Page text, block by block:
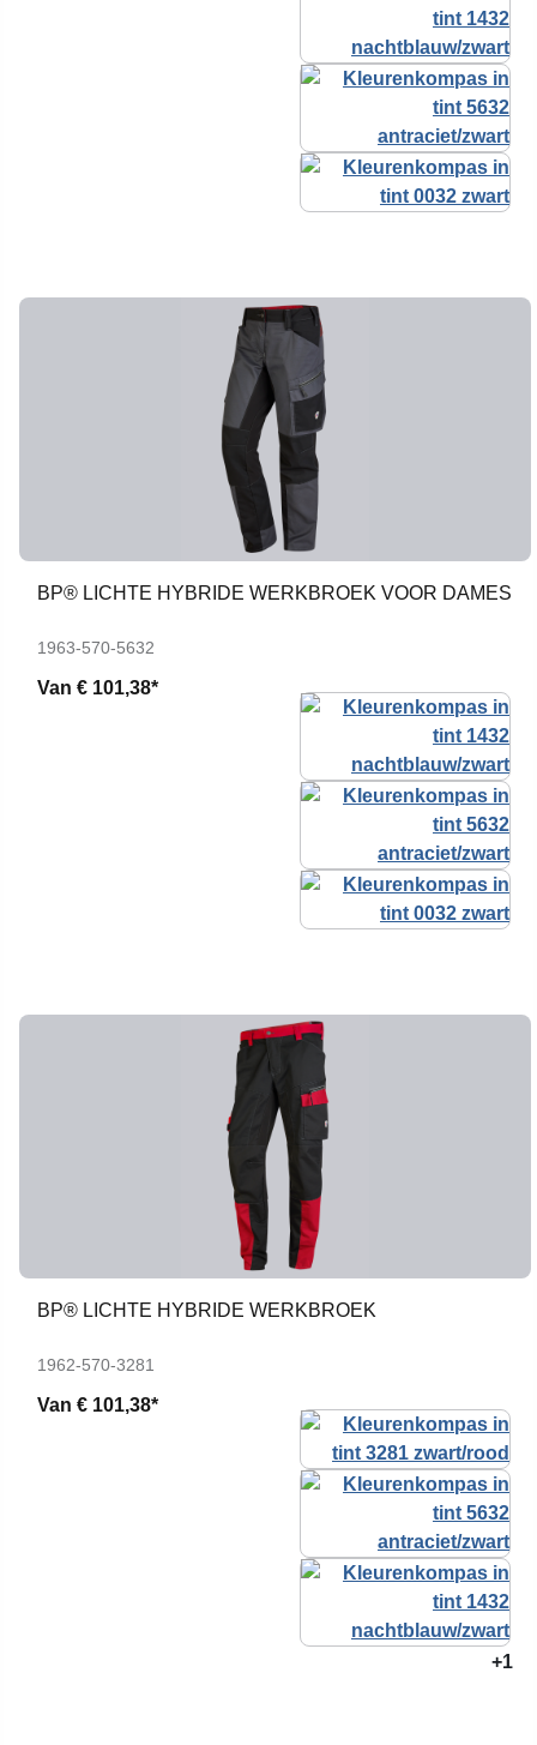
BP® LICHTE HYBRIDE WERKBROEK VOOR DAMES
1963-570-5632
Van € 101,38*
BP® LICHTE HYBRIDE WERKBROEK
1962-570-3281
Van € 101,38*
+1